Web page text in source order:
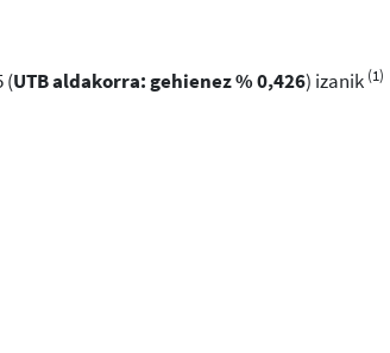
(UTB aldakorra: gehienez % 0,426) izanik (1)